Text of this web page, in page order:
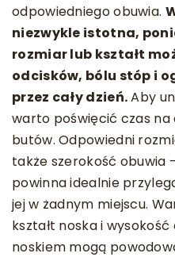
odpowiedniego obuwia.
niezwykle istotna,
rozmiar lub kształt
odcisków, bólu stóp i
przez cały dzień.Aby
warto poświęcić czas na
butów. Odpowiedni
także szerokość obuwia
powinna idealnie
jej w żadnym miejscu.
kształt noska i
noskiem mogą